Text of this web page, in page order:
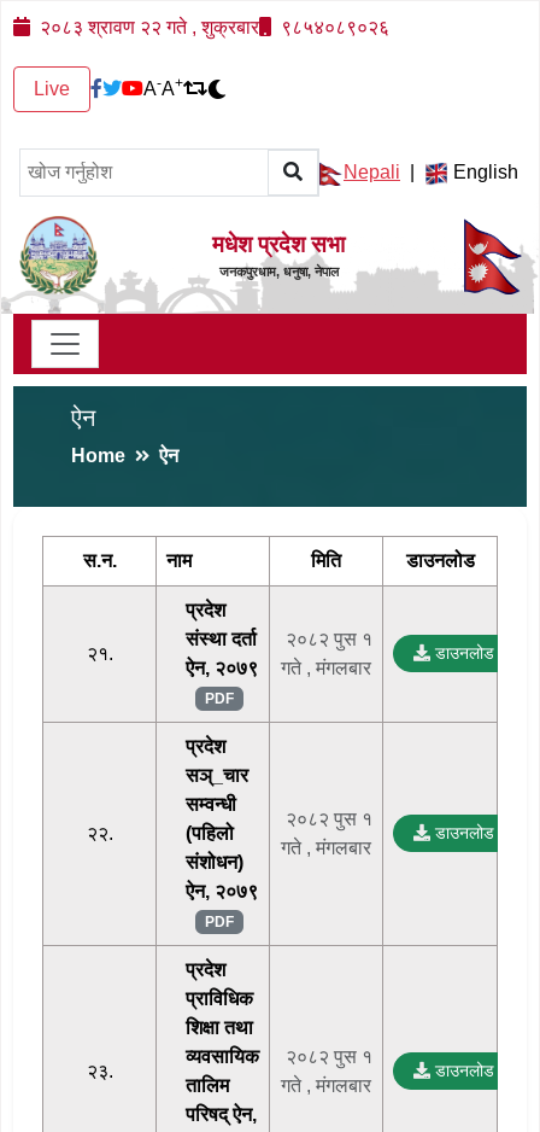
२०८३ श्रावण २२ गते , शुक्रबार ९८५४०८९०२६
Live A-A+
Nepali English
मधेश प्रदेश सभा
जनकपुरधाम, धनुषा, नेपाल
ऐन
Home ऐन
स.न. नाम मिति डाउनलोड
२१.
प्रदेश
संस्था दर्ता
ऐन, २०७९
PDF
२०८२ पुस १
गते , मंगलबार
डाउनलोड
२२.
प्रदेश
सञ्_चार
सम्वन्धी
(पहिलो
संशोधन)
ऐन, २०७९
PDF
२०८२ पुस १
गते , मंगलबार
डाउनलोड
२३.
प्रदेश
प्राविधिक
शिक्षा तथा
व्यवसायिक
तालिम
परिषद् ऐन,
२०८२ पुस १
गते , मंगलबार
डाउनलोड